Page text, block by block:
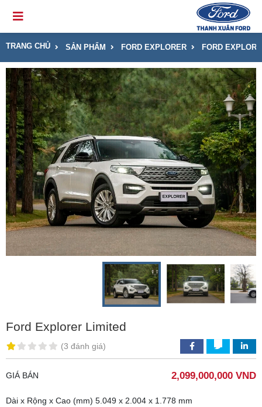
TRANG CHỦ SẢN PHẨM FORD EXPLORER FORD
Ford Explorer Limited
(3 đánh giá)
GIÁ BÁN 2,099,000,000 VND
Dài x Rộng x Cao (mm) 5.049 x 2.004 x 1.778 mm